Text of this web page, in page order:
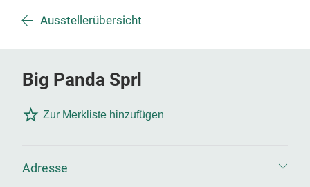
Ausstellerübersicht
Big Panda Sprl
Zur Merkliste hinzufügen
Adresse